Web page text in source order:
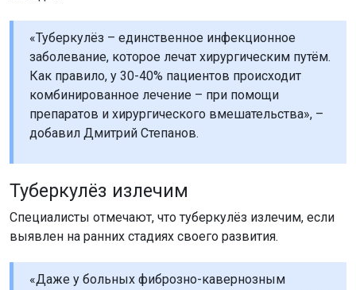
«Туберкулёз – единственное инфекционное
заболевание, которое лечат хирургическим путём.
Как правило, у 30-40% пациентов происходит
комбинированное лечение – при помощи
препаратов и хирургического вмешательства», –
добавил Дмитрий Степанов.
Туберкулёз излечим
Специалисты отмечают, что туберкулёз излечим, если
выявлен на ранних стадиях своего развития.
«Даже у больных фиброзно-кавернозным